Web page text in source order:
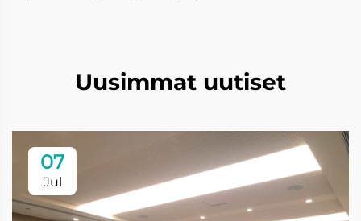
Uusimmat uutiset
07
Jul